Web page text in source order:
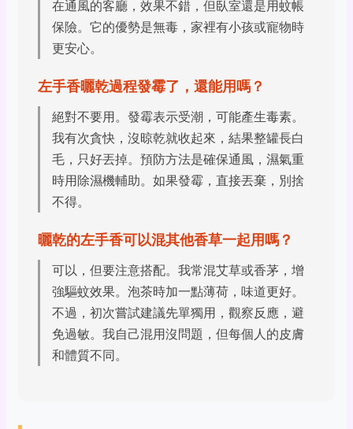
在通風的客廳，效果不錯，但臥室還是用蚊帳
保險。它的優勢是無毒，家裡有小孩或寵物時
更安心。
左手香曬乾過程發霉了，還能用嗎？
絕對不要用。發霉表示受潮，可能產生毒素。
我有次貪快，沒晾乾就收起來，結果整罐長白
毛，只好丟掉。預防方法是確保通風，濕氣重
時用除濕機輔助。如果發霉，直接丟棄，別捨
不得。
曬乾的左手香可以混其他香草一起用嗎？
可以，但要注意搭配。我常混艾草或香茅，增
強驅蚊效果。泡茶時加一點薄荷，味道更好。
不過，初次嘗試建議先單獨用，觀察反應，避
免過敏。我自己混用沒問題，但每個人的皮膚
和體質不同。